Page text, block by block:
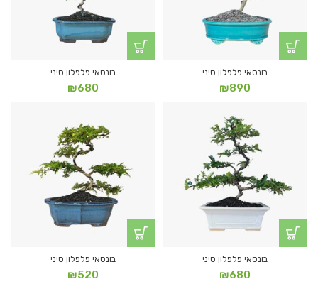
בונסאי פלפלון סיני
₪890
בונסאי פלפלון סיני
₪680
בונסאי פלפלון סיני
₪680
בונסאי פלפלון סיני
₪520